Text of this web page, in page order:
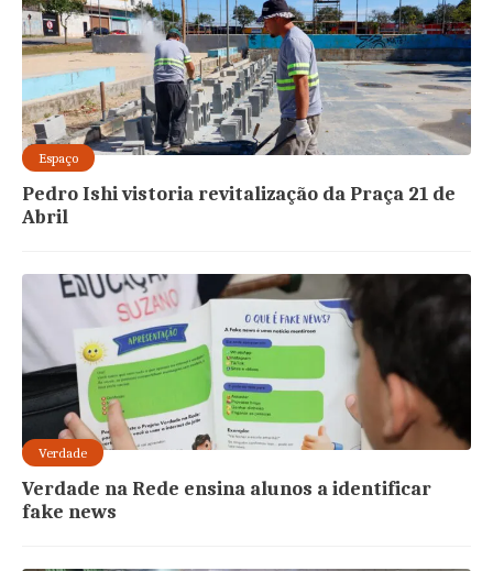
Espaço
Pedro Ishi vistoria revitalização da Praça 21 de
Abril
Verdade
Verdade na Rede ensina alunos a identificar
fake news